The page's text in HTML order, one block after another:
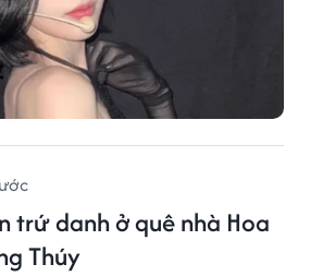
trứ danh ở quê nhà Hoa
Thúy